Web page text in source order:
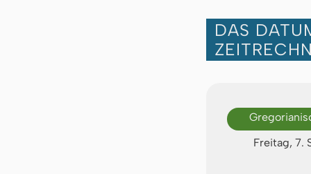
DAS
Freitag, 7.